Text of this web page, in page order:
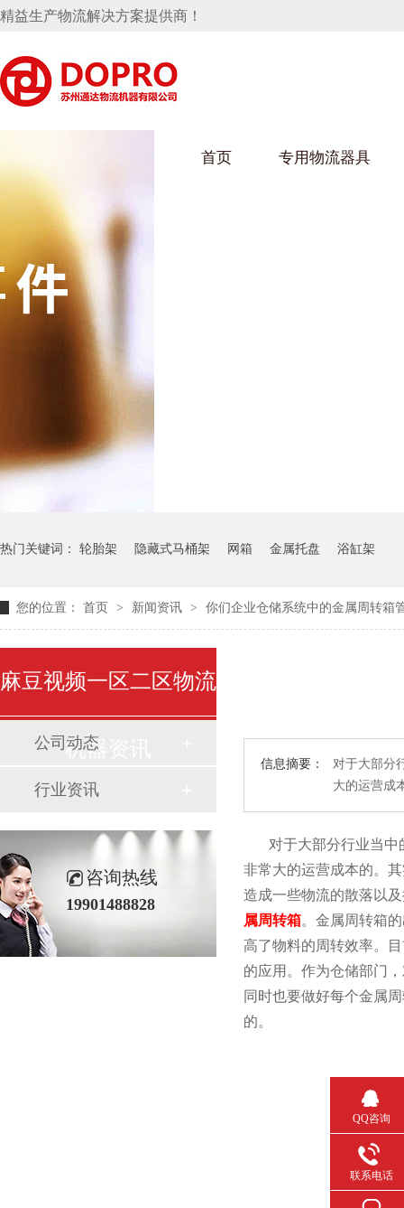
精益生产物流解决方案提供商！
首页 专用物流器具
麻豆天美在线观看架
速箱托盘 保险杠料架
冲压件料架
消声器料架
手推车
气瓶料架
藏式马桶水箱支架
汽车行业
热门关键词： 轮胎架 隐藏式马桶架 网箱 金属托盘 浴缸架
您的位置： 首页 > 新闻资讯 > 你们企业仓储系统中的金属周转箱
信息摘要：
对于大部分
大的运营成本
对于大部分行业当中的
非常大的运营成本的
造成一些物流的散落以及
属周转箱。金属周转
高了物料的周转效率
的应用。作为仓储部门
同时也要做好每个金属周
的。
麻豆视频一区二区物流
机器资讯
公司动态
行业资讯
咨询热线
19901488828
QQ咨询
联系电话